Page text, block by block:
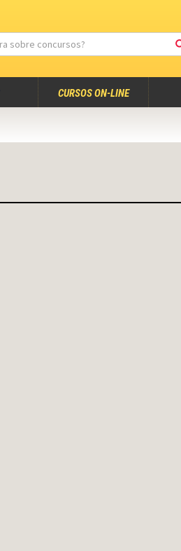
CURSOS ON-LINE